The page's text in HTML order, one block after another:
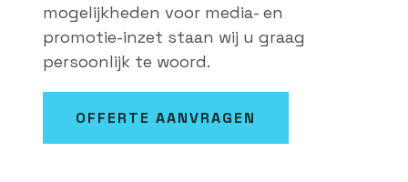
mogelijkheden voor media- en
promotie-inzet staan wij u graag
persoonlijk te woord.
OFFERTE AANVRAGEN